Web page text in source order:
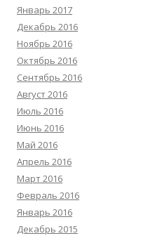
Январь 2017
Декабрь 2016
Ноябрь 2016
Октябрь 2016
Сентябрь 2016
Август 2016
Июль 2016
Июнь 2016
Май 2016
Апрель 2016
Март 2016
Февраль 2016
Январь 2016
Декабрь 2015